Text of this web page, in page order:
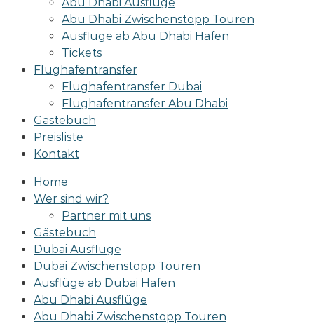
Abu Dhabi Zwischenstopp Touren
Ausflüge ab Abu Dhabi Hafen
Tickets
Flughafentransfer
Flughafentransfer Dubai
Flughafentransfer Abu Dhabi
Gästebuch
Preisliste
Kontakt
Home
Wer sind wir?
Partner mit uns
Gästebuch
Dubai Ausflüge
Dubai Zwischenstopp Touren
Ausflüge ab Dubai Hafen
Abu Dhabi Ausflüge
Abu Dhabi Zwischenstopp Touren